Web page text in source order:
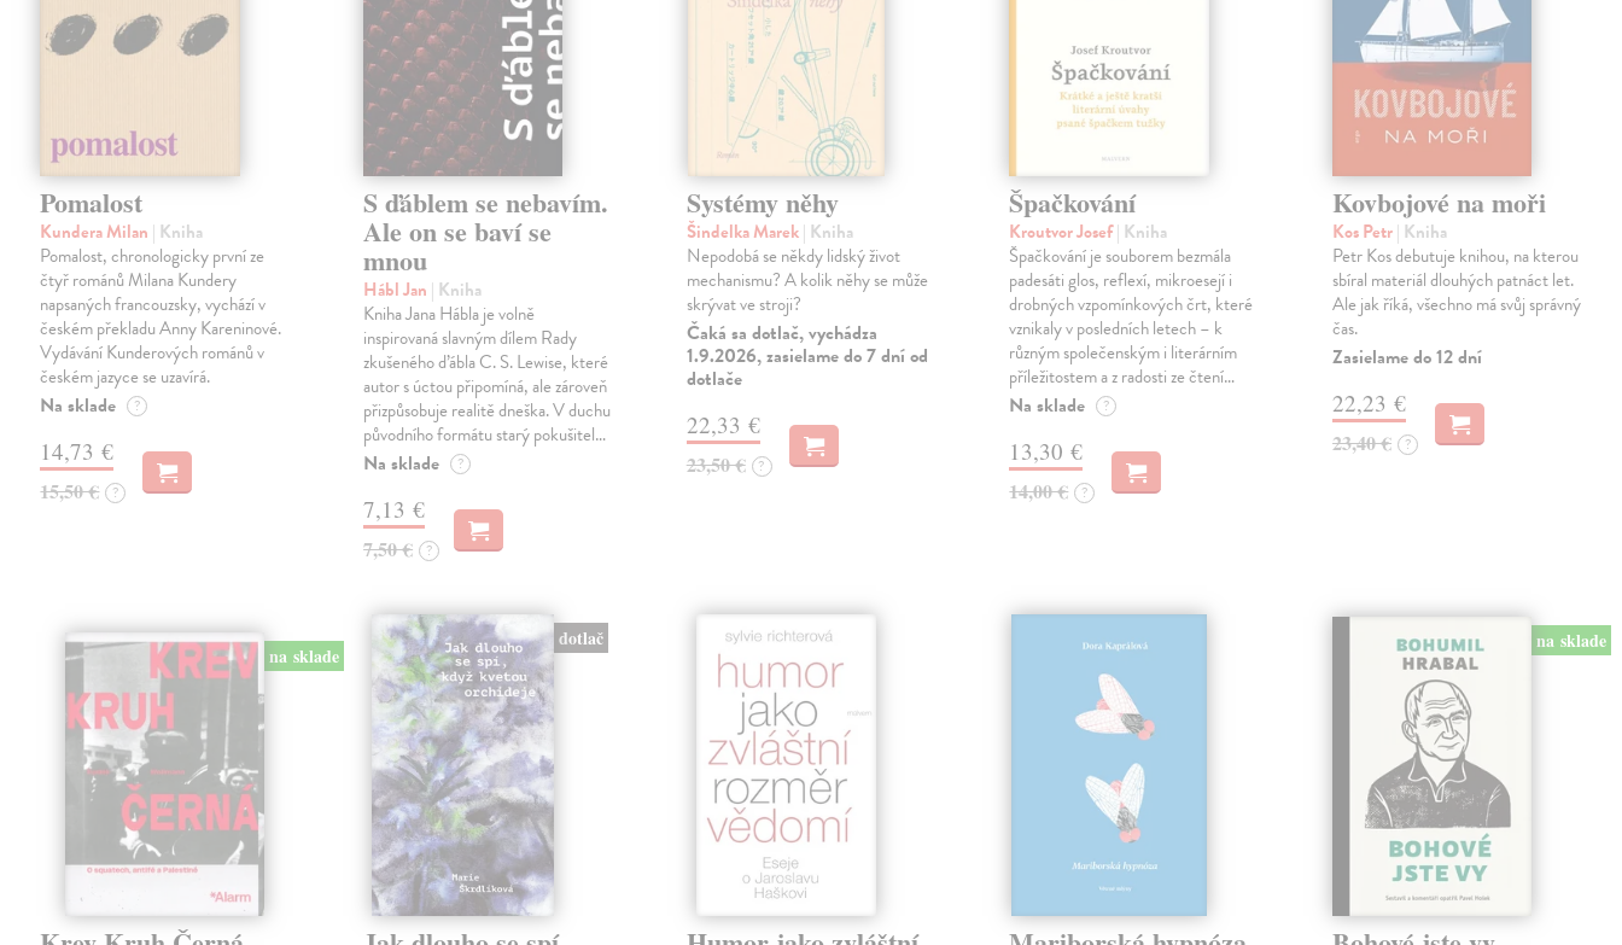
Pomalost
Kundera Milan | Kniha
Pomalost, chronologicky první ze
čtyř románů Milana Kundery
napsaných francouzsky, vychází v
českém překladu Anny Kareninové.
Vydávání Kunderových románů v
českém jazyce se uzavírá.
Na sklade ?
14,73 €
15,50 € ?
S ďáblem se nebavím.
Ale on se baví se
mnou
Hábl Jan | Kniha
Kniha Jana Hábla je volně
inspirovaná slavným dílem Rady
zkušeného ďábla C. S. Lewise, které
autor s úctou připomíná, ale zároveň
přizpůsobuje realitě dneška. V duchu
původního formátu starý pokušitel…
Na sklade ?
7,13 €
7,50 € ?
Systémy něhy
Šindelka Marek| Kniha
Nepodobá se někdy lidský život
mechanismu? A kolik něhy se může
skrývat ve stroji?
Čaká sa dotlač, vychádza
1.9.2026, zasielame do 7 dní od
dotlače
22,33 €
23,50 € ?
Špačkování
Kroutvor Josef| Kniha
Špačkování je souborem bezmála
padesáti glos, reflexí, mikroesejí i
drobných vzpomínkových črt, které
vznikaly v posledních letech – k
různým společenským i literárním
příležitostem a z radosti ze čtení…
Na sklade ?
13,30 €
14,00 € ?
Kovbojové na moři
Kos Petr| Kniha
Petr Kos debutuje knihou, na kterou
sbíral materiál dlouhých patnáct let.
Ale jak říká, všechno má svůj správný
čas.
Zasielame do 12 dní
22,23 €
23,40 € ?
na sklade
dotlač na sklade